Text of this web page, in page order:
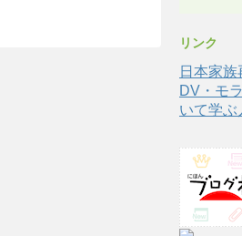
リンク
日本家
DV・モ
いて学ぶ